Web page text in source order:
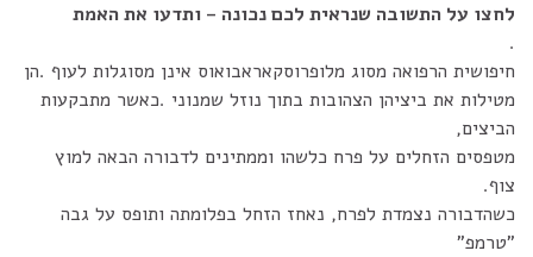
לחצו על התשובה שנראית לכם נכונה – ותדעו את האמת
.
חיפושית הרפואה מסוג מלופרוסקאראבואוס אינן מסוגלות לעוף .הן
מטילות את ביציהן הצהובות בתוך נוזל שמנוני .כאשר מתבקעות
הביצים,
מטפסים הזחלים על פרח כלשהו וממתינים לדבורה הבאה למוץ
צוף.
כשהדבורה נצמדת לפרח, נאחז הזחל בפלומתה ותופס על גבה
"טרמפ"